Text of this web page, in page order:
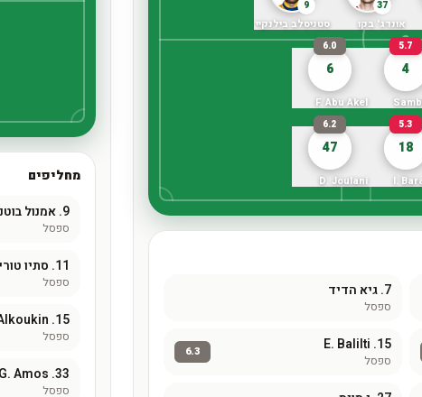
37
אונדג' בקו
9
סטניסלב בילנקיי
4
5.7
6
6.0
F. Abu Akel
18
5.3
I.
47
6.2
D. Joulani
7. גיא הדיד
ספסל
15.
E. Balilti
ספסל
6.3
מחליפים
9. אמנול
ספסל
11. סתיו
ספסל
15.
ספסל
33.
G. Amos
ספסל